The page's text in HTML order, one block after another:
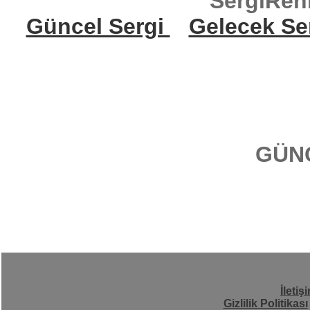
Güncel Sergi
Gelecek
Gizlilik Politikası